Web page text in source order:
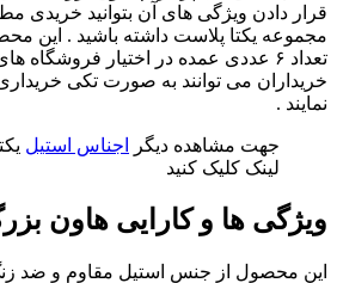
قرار دادن ویژگی های آن بتوانید خریدی
مجموعه یکتا پلاست داشته باشید .‌ این
تعداد ۶ عددی عمده در اختیار فروشگاه
خریداران می توانند به صورت تکی خریداری
نمایند .
جهت مشاهده دیگر اجناس استیل
لینک کلیک کنید
ویژگی ها و کارایی هاون
این محصول از جنس استیل مقاوم و ضد